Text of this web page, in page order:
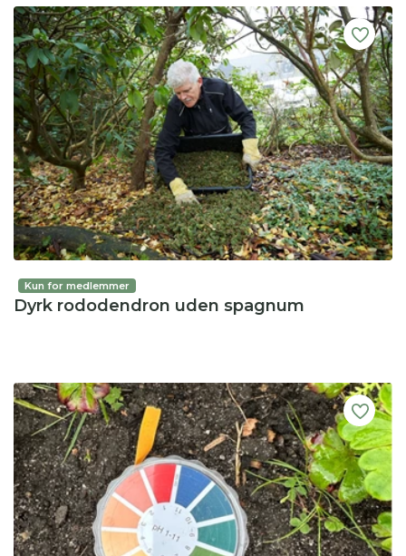
Kun for medlemmer
Dyrk rododendron uden spagnum